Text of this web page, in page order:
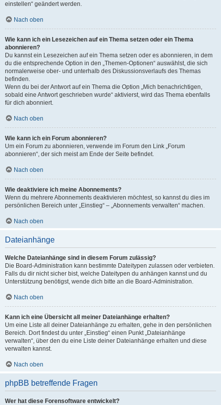
einstellen“ geändert werden.
Nach oben
Wie kann ich ein Lesezeichen auf ein Thema setzen oder ein Thema
abonnieren?
Du kannst ein Lesezeichen auf ein Thema setzen oder es abonnieren, in dem
du die entsprechende Option in den „Themen-Optionen“ auswählst, die sich
normalerweise ober- und unterhalb des Diskussionsverlaufs des Themas
befinden.
Wenn du bei der Antwort auf ein Thema die Option „Mich benachrichtigen,
sobald eine Antwort geschrieben wurde“ aktivierst, wird das Thema ebenfalls
für dich abonniert.
Nach oben
Wie kann ich ein Forum abonnieren?
Um ein Forum zu abonnieren, verwende im Forum den Link „Forum
abonnieren“, der sich meist am Ende der Seite befindet.
Nach oben
Wie deaktiviere ich meine Abonnements?
Wenn du mehrere Abonnements deaktivieren möchtest, so kannst du dies im
persönlichen Bereich unter „Einstieg“ – „Abonnements verwalten“ machen.
Nach oben
Dateianhänge
Welche Dateianhänge sind in diesem Forum zulässig?
Die Board-Administration kann bestimmte Dateitypen zulassen oder verbieten.
Falls du dir nicht sicher bist, welche Dateitypen du anhängen kannst und du
Unterstützung benötigst, wende dich bitte an die Board-Administration.
Nach oben
Kann ich eine Übersicht all meiner Dateianhänge erhalten?
Um eine Liste all deiner Dateianhänge zu erhalten, gehe in den persönlichen
Bereich. Dort findest du unter „Einstieg“ einen Punkt „Dateianhänge
verwalten“, über den du eine Liste deiner Dateianhänge erhalten und diese
verwalten kannst.
Nach oben
phpBB betreffende Fragen
Wer hat diese Forensoftware entwickelt?